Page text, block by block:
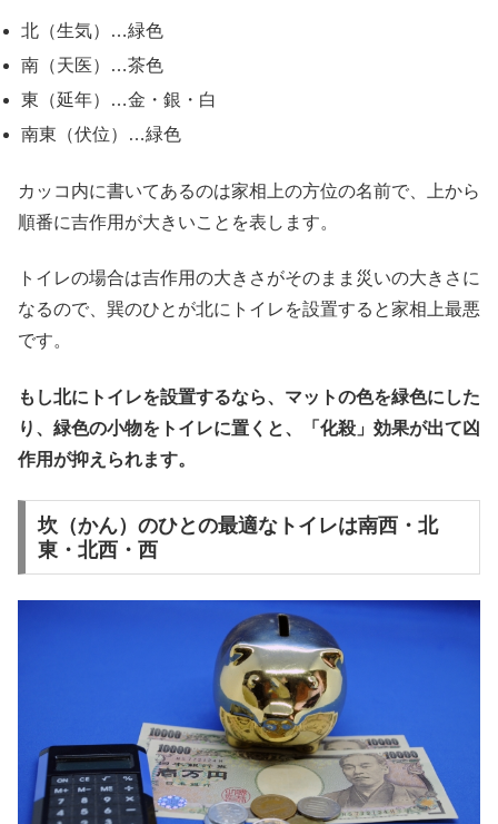
北（生気）…緑色
南（天医）…茶色
東（延年）…金・銀・白
南東（伏位）…緑色
カッコ内に書いてあるのは家相上の方位の名前で、上から
順番に吉作用が大きいことを表します。
トイレの場合は吉作用の大きさがそのまま災いの大きさに
なるので、巽のひとが北にトイレを設置すると家相上最悪
です。
もし北にトイレを設置するなら、マットの色を緑色にした
り、緑色の小物をトイレに置くと、「化殺」効果が出て凶
作用が抑えられます。
坎（かん）のひとの最適なトイレは南西・北
東・北西・西